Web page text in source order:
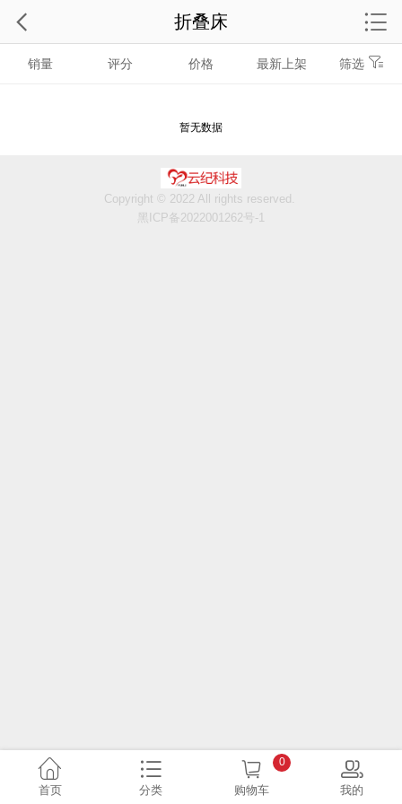
销量 评分 价格 最新上架 筛选
暂无数据
折叠床
Copyright © 2022 All rights reserved.
黑ICP备2022001262号-1
首页 分类 购物车
0
我的